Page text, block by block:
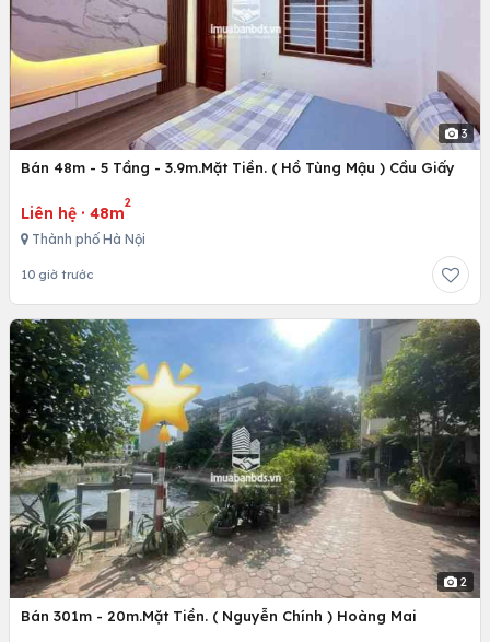
3
Bán 48m - 5 Tầng - 3.9m.Mặt Tiền. ( Hồ Tùng Mậu ) Cầu Giấy
Liên hệ · 48m
2
Thành phố Hà Nội
10 giờ trước
2
Bán 301m - 20m.Mặt Tiền. ( Nguyễn Chính ) Hoàng Mai